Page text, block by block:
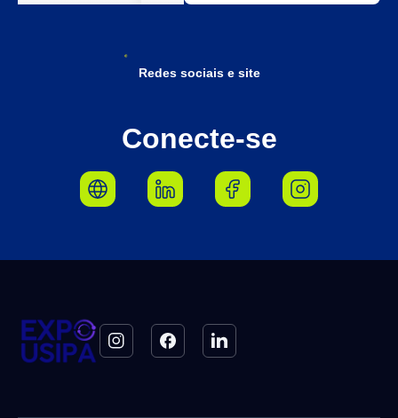
Redes sociais e site
Conecte-se